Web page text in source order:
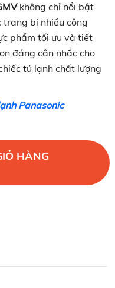
không chỉ nổi bật
trang bị nhiều công
phẩm tối ưu và tiết
đáng cân nhắc cho
tủ lạnh chất lượng
Panasonic
HÀNG